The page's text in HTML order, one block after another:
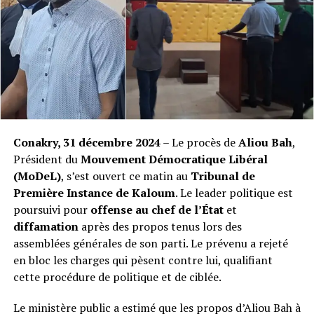
maintenant la peine initiale de deux ans.« Nous
appelons les militants à renouveler leur soutien, mais
dans le calme. M. Aliou BAH reste un exemple de
courage et de détermination, et cela ne changera pas »,
a-t-il conclu.
La défense laisse ainsi entendre qu’elle n’exclut pas de
tout en gardant une posture de responsabilité et
d’apaisement dans un climat politique déjà sensible.
La Rédaction
Post Views: 5 485
Conakry, 31 décembre 2024– Le procès deAliou Bah,
Président duMouvement Démocratique Libéral
(MoDeL), s’est ouvert ce matin au Tribunal de
Première Instance de Kaloum. Le leader politique est
poursuivi pour offense au chef de l’Étatet
diffamationaprès des propos tenus lors des
assemblées générales de son parti. Le prévenu a rejeté
en bloc les charges qui pèsent contre lui, qualifiant
cette procédure de politique et de ciblée.
Le ministère public a estimé que les propos d’Aliou Bah à